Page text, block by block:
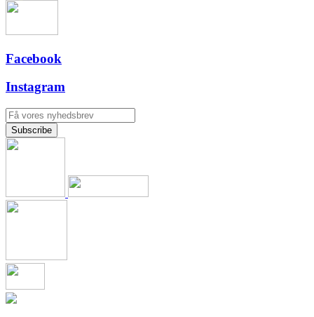
Facebook
Instagram